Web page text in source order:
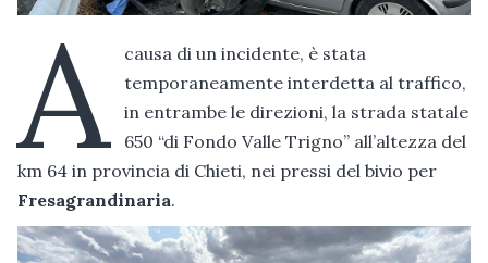
A
causa di un incidente, è stata
temporaneamente interdetta al traffico,
in entrambe le direzioni, la strada statale
650 “di Fondo Valle Trigno” all’altezza del
km 64 in provincia di Chieti, nei pressi del bivio per
Fresagrandinaria.